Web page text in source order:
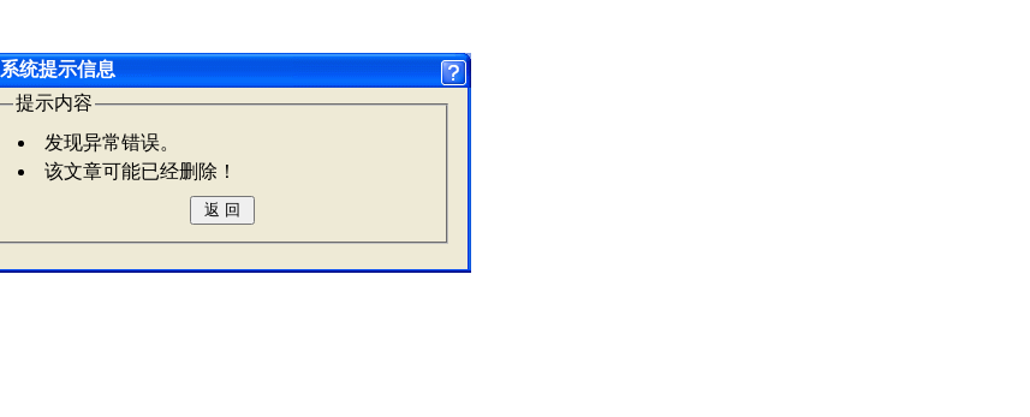
系统提示信息
提示内容
发现异常错误。
该文章可能已经删除！